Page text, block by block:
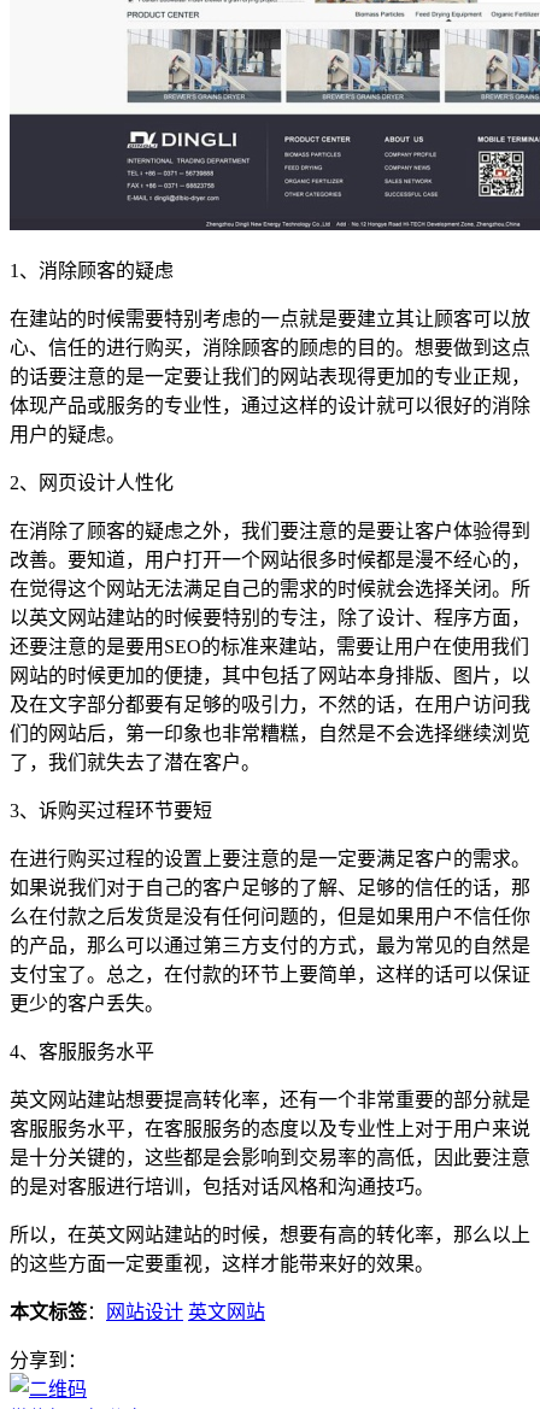
1、消除顾客的疑虑
在建站的时候需要特别考虑的一点就是要建立其让顾客可以放
心、信任的进行购买，消除顾客的顾虑的目的。想要做到这点
的话要注意的是一定要让我们的网站表现得更加的专业正规，
体现产品或服务的专业性，通过这样的设计就可以很好的消除
用户的疑虑。
2、网页设计人性化
在消除了顾客的疑虑之外，我们要注意的是要让客户体验得到
改善。要知道，用户打开一个网站很多时候都是漫不经心的，
在觉得这个网站无法满足自己的需求的时候就会选择关闭。所
以英文网站建站的时候要特别的专注，除了设计、程序方面，
还要注意的是要用SEO的标准来建站，需要让用户在使用我们
网站的时候更加的便捷，其中包括了网站本身排版、图片，以
及在文字部分都要有足够的吸引力，不然的话，在用户访问我
们的网站后，第一印象也非常糟糕，自然是不会选择继续浏览
了，我们就失去了潜在客户。
3、诉购买过程环节要短
在进行购买过程的设置上要注意的是一定要满足客户的需求。
如果说我们对于自己的客户足够的了解、足够的信任的话，那
么在付款之后发货是没有任何问题的，但是如果用户不信任你
的产品，那么可以通过第三方支付的方式，最为常见的自然是
支付宝了。总之，在付款的环节上要简单，这样的话可以保证
更少的客户丢失。
4、客服服务水平
英文网站建站想要提高转化率，还有一个非常重要的部分就是
客服服务水平，在客服服务的态度以及专业性上对于用户来说
是十分关键的，这些都是会影响到交易率的高低，因此要注意
的是对客服进行培训，包括对话风格和沟通技巧。
所以，在英文网站建站的时候，想要有高的转化率，那么以上
的这些方面一定要重视，这样才能带来好的效果。
本文标签： 网站设计 英文网站
分享到：